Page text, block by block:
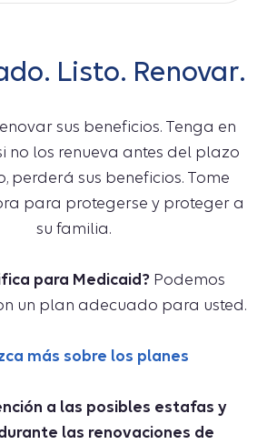
Listo. Renovar.
sus beneficios. Tenga en
no los renueva antes del plazo
perderá sus beneficios. Tome
para protegerse y proteger a
su familia.
para Medicaid? Podemos
un plan adecuado para usted.
más sobre los planes
a las posibles estafas y
las renovaciones de